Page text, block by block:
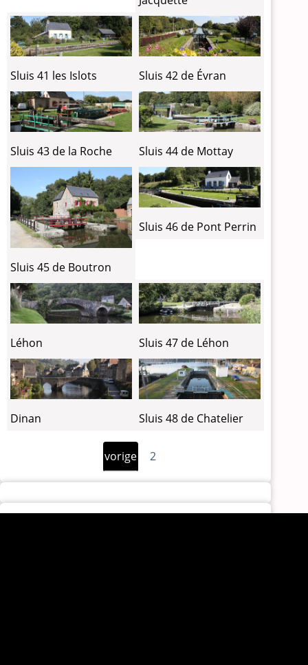
Sluis 41 les Islots Sluis 42 de Évran
Sluis 43 de la Roche Sluis 44 de Mottay
Sluis 45 de Boutron
Sluis 46 de Pont Perrin
Léhon Sluis 47 de Léhon
Dinan Sluis 48 de Chatelier
Vorige
pagina
vorige 2